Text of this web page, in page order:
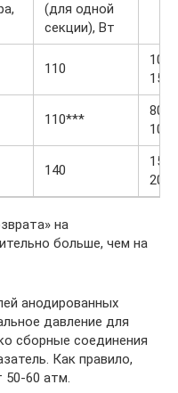
(для одной
секции), Вт
110
100-
150
110***
80-
100
140
150-
200
на
больше, чем на
анодированных
давление для
сборные соединения
Как правило,
50-60 атм.